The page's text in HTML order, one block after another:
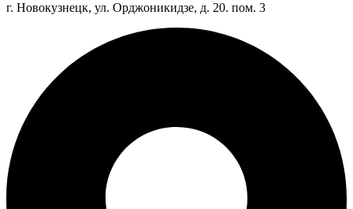
г. Новокузнецк, ул. Орджоникидзе, д. 20. пом. 3